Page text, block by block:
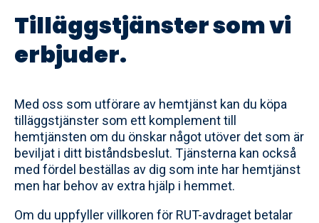
Tilläggstjänster som vi
erbjuder.
Med oss som utförare av hemtjänst kan du köpa
tilläggstjänster som ett komplement till
hemtjänsten om du önskar något utöver det som är
beviljat i ditt biståndsbeslut. Tjänsterna kan också
med fördel beställas av dig som inte har hemtjänst
men har behov av extra hjälp i hemmet.
Om du uppfyller villkoren för RUT-avdraget betalar